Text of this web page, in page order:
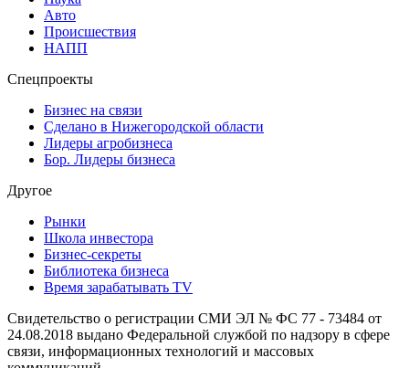
Авто
Происшествия
НАПП
Спецпроекты
Бизнес на связи
Сделано в Нижегородской области
Лидеры агробизнеса
Бор. Лидеры бизнеса
Другое
Рынки
Школа инвестора
Бизнес-секреты
Библиотека бизнеса
Время зарабатывать TV
Свидетельство о регистрации СМИ ЭЛ № ФС 77 - 73484 от
24.08.2018 выдано Федеральной службой по надзору в сфере
связи, информационных технологий и массовых